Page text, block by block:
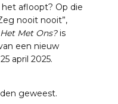
afloopt? Op die
nooit nooit”,
Met Ons?is
een nieuw
april 2025.
geweest.